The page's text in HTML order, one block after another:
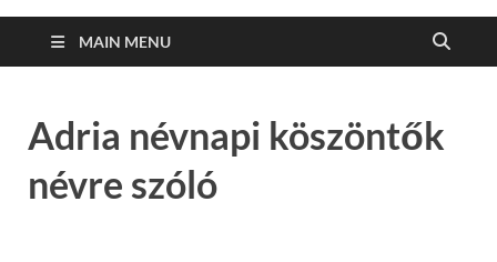
MAIN MENU
Adria névnapi köszöntők
névre szóló